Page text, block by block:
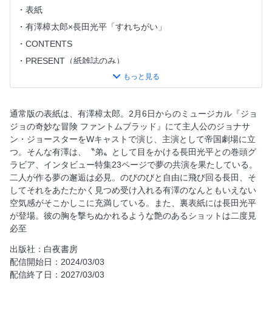
表紙
有澤樟太郎×長田光平「すれちがい」
CONTENTS
PRESENT（紙雑誌のみ）
立花裕大「はじまりの鐘」
高橋健介「That's true/personal」
田村心
國島直希
京典和玖「忘れられない人」
田淵累生「night crow」
黒羽麻璃央「all lights.」
【裏表紙】長田光平
通常版の表紙は、有澤樟太郎。2月6日からのミュージカル『ジョ
ジョの奇妙な冒険 ファントムブラッド』にて主人公のジョナサ
ン・ジョースターをWキャストで演じ、主演として帝国劇場に立
つ。そんな有澤は、〝弟〟として目をかける長田光平との巻頭グ
ラビア、インタビュー特集23ページで夢の共演を果たしている。
二人が作る夢の邂逅は必見。のびのびと自由に飛び回る長田、そ
してそれをあたたかく見つめ受け入れる有澤のなんともいえない
空気感がそこかしこに充満している。また、裏表紙には長田光平
が登場。彼の胸を撃ちぬかれるような艶のあるショットは二度見
必至
出版社：白夜書房
配信開始日：2024/03/03
配信終了日：2027/03/03